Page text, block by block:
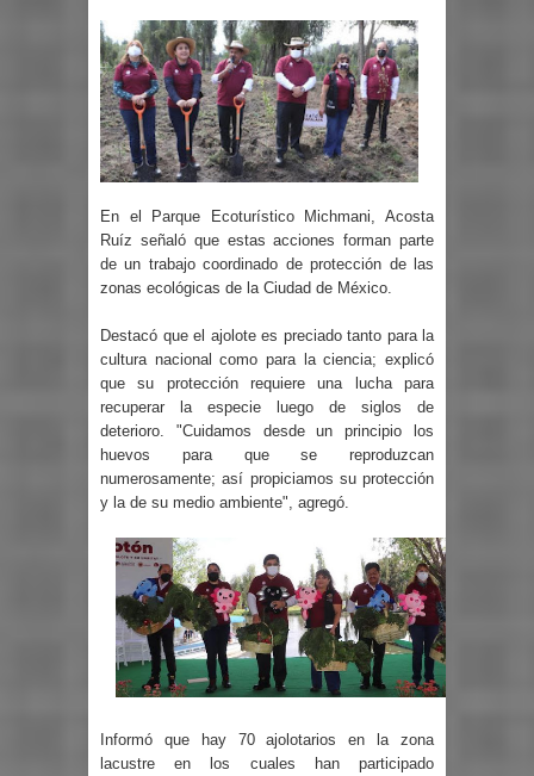
En el Parque Ecoturístico Michmani, Acosta
Ruíz señaló que estas acciones forman parte
de un trabajo coordinado de protección de las
zonas ecológicas de la Ciudad de México.
Destacó que el ajolote es preciado tanto para la
cultura nacional como para la ciencia; explicó
que su protección requiere una lucha para
recuperar la especie luego de siglos de
deterioro. "Cuidamos desde un principio los
huevos para que se reproduzcan
numerosamente; así propiciamos su protección
y la de su medio ambiente", agregó.
Informó que hay 70 ajolotarios en la zona
lacustre en los cuales han participado